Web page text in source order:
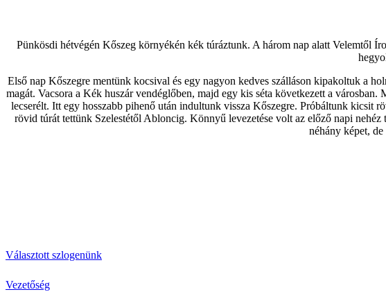
Pünkösdi hétvégén Kőszeg környékén kék túráztunk. A három nap alatt Velemtől
Első nap Kőszegre mentünk kocsival és egy nagyon kedves szálláson kipakoltuk a
magát. Vacsora a Kék huszár vendéglőben, majd egy kis séta következett a
lecserélt. Itt egy hosszabb pihenő után indultunk vissza Kőszegre. Próbáltunk kicsit
rövid túrát tettünk Szelestétől Abloncig. Könnyű levezetése volt az előző napi
néhány képet,
Választott szlogenünk
Vezetőség